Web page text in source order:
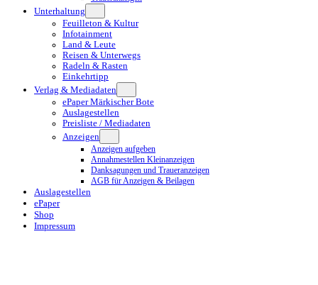
Unterhaltung
Feuilleton & Kultur
Infotainment
Land & Leute
Reisen & Unterwegs
Radeln & Rasten
Einkehrtipp
Verlag & Mediadaten
ePaper Märkischer Bote
Auslagestellen
Preisliste / Mediadaten
Anzeigen
Anzeigen aufgeben
Annahmestellen Kleinanzeigen
Danksagungen und Traueranzeigen
AGB für Anzeigen & Beilagen
Auslagestellen
ePaper
Shop
Impressum